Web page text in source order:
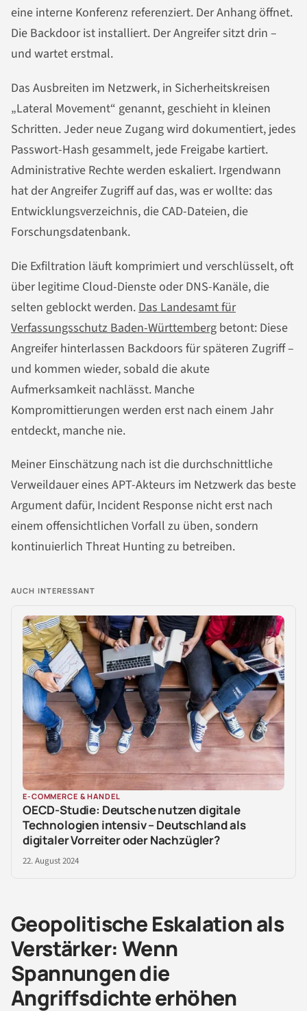
eine interne Konferenz referenziert. Der Anhang öffnet.
Die Backdoor ist installiert. Der Angreifer sitzt drin –
und wartet erstmal.
Das Ausbreiten im Netzwerk, in Sicherheitskreisen
„Lateral Movement“ genannt, geschieht in kleinen
Schritten. Jeder neue Zugang wird dokumentiert, jedes
Passwort-Hash gesammelt, jede Freigabe kartiert.
Administrative Rechte werden eskaliert. Irgendwann
hat der Angreifer Zugriff auf das, was er wollte: das
Entwicklungsverzeichnis, die CAD-Dateien, die
Forschungsdatenbank.
Die Exfiltration läuft komprimiert und verschlüsselt, oft
über legitime Cloud-Dienste oder DNS-Kanäle, die
selten geblockt werden. Das Landesamt für
Verfassungsschutz Baden-Württemberg betont: Diese
Angreifer hinterlassen Backdoors für späteren Zugriff –
und kommen wieder, sobald die akute
Aufmerksamkeit nachlässt. Manche
Kompromittierungen werden erst nach einem Jahr
entdeckt, manche nie.
Meiner Einschätzung nach ist die durchschnittliche
Verweildauer eines APT-Akteurs im Netzwerk das beste
Argument dafür, Incident Response nicht erst nach
einem offensichtlichen Vorfall zu üben, sondern
kontinuierlich Threat Hunting zu betreiben.
AUCH INTERESSANT
E-COMMERCE & HANDEL
OECD-Studie: Deutsche nutzen digitale
Technologien intensiv – Deutschland als
digitaler Vorreiter oder Nachzügler?
22. August 2024
Geopolitische Eskalation als
Verstärker: Wenn
Spannungen die
Angriffsdichte erhöhen